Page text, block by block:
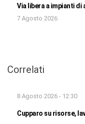
Via libera a impianti di
7 Agosto 2026
Correlati
8 Agosto 2026 - 12:30
Cupparo su risorse,